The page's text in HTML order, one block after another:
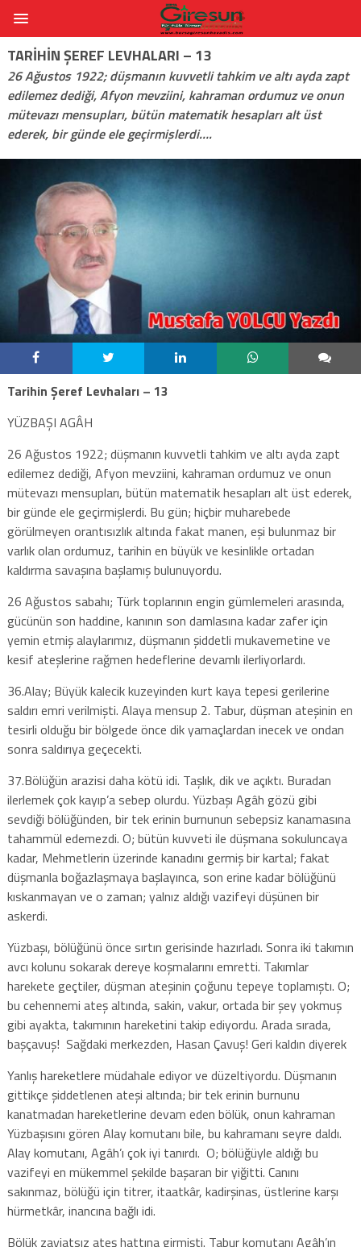
TARIHIN ŞEREF LEVHALARI – 13
26 Ağustos 1922; düşmanın kuvvetli tahkim ve altı ayda zapt
edilemez dediği, Afyon mevziini, kahraman ordumuz ve onun
mütevazı mensupları, bütün matematik hesapları alt üst
ederek, bir günde ele geçirmişlerdi….
Tarihin Şeref Levhaları – 13
YÜZBAŞI AGÂH
26 Ağustos 1922; düşmanın kuvvetli tahkim ve altı ayda zapt
edilemez dediği, Afyon mevziini, kahraman ordumuz ve onun
mütevazı mensupları, bütün matematik hesapları alt üst ederek,
bir günde ele geçirmişlerdi. Bu gün; hiçbir muharebede
görülmeyen orantısızlık altında fakat manen, eşi bulunmaz bir
varlık olan ordumuz, tarihin en büyük ve kesinlikle ortadan
kaldırma savaşına başlamış bulunuyordu.
26 Ağustos sabahı; Türk toplarının engin gümlemeleri arasında,
gücünün son haddine, kanının son damlasına kadar zafer için
yemin etmiş alaylarımız, düşmanın şiddetli mukavemetine ve
kesif ateşlerine rağmen hedeflerine devamlı ilerliyorlardı.
36.Alay; Büyük kalecik kuzeyinden kurt kaya tepesi gerilerine
saldırı emri verilmişti. Alaya mensup 2. Tabur, düşman ateşinin en
tesirli olduğu bir bölgede önce dik yamaçlardan inecek ve ondan
sonra saldırıya geçecekti.
37.Bölüğün arazisi daha kötü idi. Taşlık, dik ve açıktı. Buradan
ilerlemek çok kayıp’a sebep olurdu. Yüzbaşı Agâh gözü gibi
sevdiği bölüğünden, bir tek erinin burnunun sebepsiz kanamasına
tahammül edemezdi. O; bütün kuvveti ile düşmana sokuluncaya
kadar, Mehmetlerin üzerinde kanadını germiş bir kartal; fakat
düşmanla boğazlaşmaya başlayınca, son erine kadar bölüğünü
kıskanmayan ve o zaman; yalnız aldığı vazifeyi düşünen bir
askerdi.
Yüzbaşı, bölüğünü önce sırtın gerisinde hazırladı. Sonra iki takımın
avcı kolunu sokarak dereye koşmalarını emretti. Takımlar
harekete geçtiler, düşman ateşinin çoğunu tepeye toplamıştı. O;
bu cehennemi ateş altında, sakin, vakur, ortada bir şey yokmuş
gibi ayakta, takımının hareketini takip ediyordu. Arada sırada,
başçavuş! Sağdaki merkezden, Hasan Çavuş! Geri kaldın diyerek
Yanlış hareketlere müdahale ediyor ve düzeltiyordu. Düşmanın
gittikçe şiddetlenen ateşi altında; bir tek erinin burnunu
kanatmadan hareketlerine devam eden bölük, onun kahraman
Yüzbaşısını gören Alay komutanı bile, bu kahramanı seyre daldı.
Alay komutanı, Agâh’ı çok iyi tanırdı. O; bölüğüyle aldığı bu
vazifeyi en mükemmel şekilde başaran bir yiğitti. Canını
sakınmaz, bölüğü için titrer, itaatkâr, kadirşinas, üstlerine karşı
hürmetkâr, inancına bağlı idi.
Bölük zayiatsız ateş hattına girmişti. Tabur komutanı Agâh’ın